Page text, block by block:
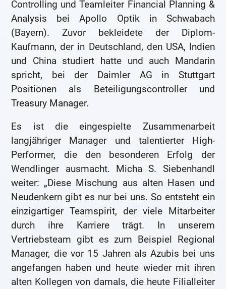
Controlling und Teamleiter Financial Planning &
Analysis bei Apollo Optik in Schwabach
(Bayern). Zuvor bekleidete der Diplom-
Kaufmann, der in Deutschland, den USA, Indien
und China studiert hatte und auch Mandarin
spricht, bei der Daimler AG in Stuttgart
Positionen als Beteiligungscontroller und
Treasury Manager.
Es ist die eingespielte Zusammenarbeit
langjähriger Manager und talentierter High-
Performer, die den besonderen Erfolg der
Wendlinger ausmacht. Micha S. Siebenhandl
weiter: „Diese Mischung aus alten Hasen und
Neudenkern gibt es nur bei uns. So entsteht ein
einzigartiger Teamspirit, der viele Mitarbeiter
durch ihre Karriere trägt. In unserem
Vertriebsteam gibt es zum Beispiel Regional
Manager, die vor 15 Jahren als Azubis bei uns
angefangen haben und heute wieder mit ihren
alten Kollegen von damals, die heute Filialleiter